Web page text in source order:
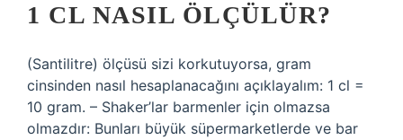
1 CL NASIL ÖLÇÜLÜR?
(Santilitre) ölçüsü sizi korkutuyorsa, gram
cinsinden nasıl hesaplanacağını açıklayalım: 1 cl =
10 gram. – Shaker’lar barmenler için olmazsa
olmazdır: Bunları büyük süpermarketlerde ve bar